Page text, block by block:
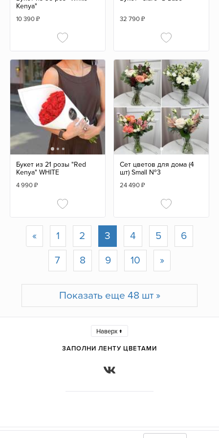
Kenya"
10 390₽ 32 790₽
Букет из 21 розы "Red
Kenya" WHITE
4 990₽
Сет цветов для дома (4
шт) Small №3
24 490₽
« 1 2 3 4 5
6
7
8 9 10 »
Показать еще 48 шт »
ЗАПОЛНИ ЛЕНТУ ЦВЕТАМИ
Наверх ↑